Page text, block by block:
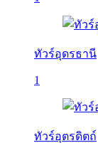
ทัวร์อุดรธานี
1
ทัวร์อุตรดิตถ์